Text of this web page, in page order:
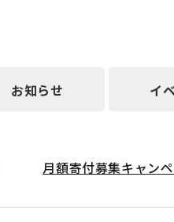
お知らせ イ
月額寄付募集キャン